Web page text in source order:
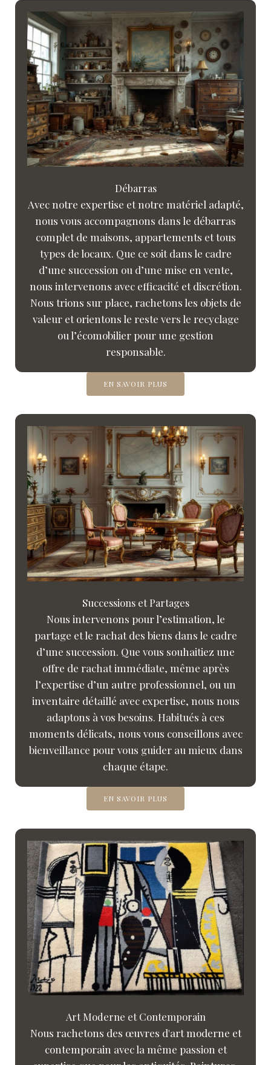
Débarras
Avec notre expertise et notre matériel adapté,
nous vous accompagnons dans le débarras
complet de maisons, appartements et tous
types de locaux. Que ce soit dans le cadre
d’une succession ou d’une mise en vente,
nous intervenons avec efficacité et discrétion.
Nous trions sur place, rachetons les objets de
valeur et orientons le reste vers le recyclage
ou l’écomobilier pour une gestion
responsable.
EN SAVOIR PLUS
Successions et Partages
Nous intervenons pour l’estimation, le
partage et le rachat des biens dans le cadre
d’une succession. Que vous souhaitiez une
offre de rachat immédiate, même après
l’expertise d’un autre professionnel, ou un
inventaire détaillé avec expertise, nous nous
adaptons à vos besoins. Habitués à ces
moments délicats, nous vous conseillons avec
bienveillance pour vous guider au mieux dans
chaque étape.
EN SAVOIR PLUS
Art Moderne et Contemporain
Nous rachetons des œuvres d'art moderne et
contemporain avec la même passion et